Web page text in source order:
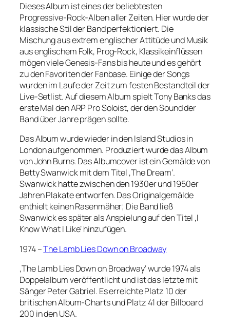
Dieses Album ist eines der beliebtesten
Progressive-Rock-Alben aller Zeiten. Hier wurde der
klassische Stil der Band perfektioniert. Die
Mischung aus extrem englischer Attitüde und Musik
aus englischem Folk, Prog-Rock, Klassikeinflüssen
mögen viele Genesis-Fans bis heute und es gehört
zu den Favoriten der Fanbase. Einige der Songs
wurden im Laufe der Zeit zum festen Bestandteil der
Live-Setlist. Auf diesem Album spielt Tony Banks das
erste Mal den ARP Pro Soloist, der den Sound der
Band über Jahre prägen sollte.
Das Album wurde wieder in den Island Studios in
London aufgenommen. Produziert wurde das Album
von John Burns. Das Albumcover ist ein Gemälde von
Betty Swanwick mit dem Titel ‚The Dream‘.
Swanwick hatte zwischen den 1930er und 1950er
Jahren Plakate entworfen. Das Originalgemälde
enthielt keinen Rasenmäher; Die Band ließ
Swanwick es später als Anspielung auf den Titel ‚I
Know What I Like‘ hinzufügen.
1974 –The Lamb Lies Down on Broadway
‚The Lamb Lies Down on Broadway‘ wurde 1974 als
Doppelalbum veröffentlicht und ist das letzte mit
Sänger Peter Gabriel. Es erreichte Platz 10 der
britischen Album-Charts und Platz 41 der Billboard
200 in den USA.